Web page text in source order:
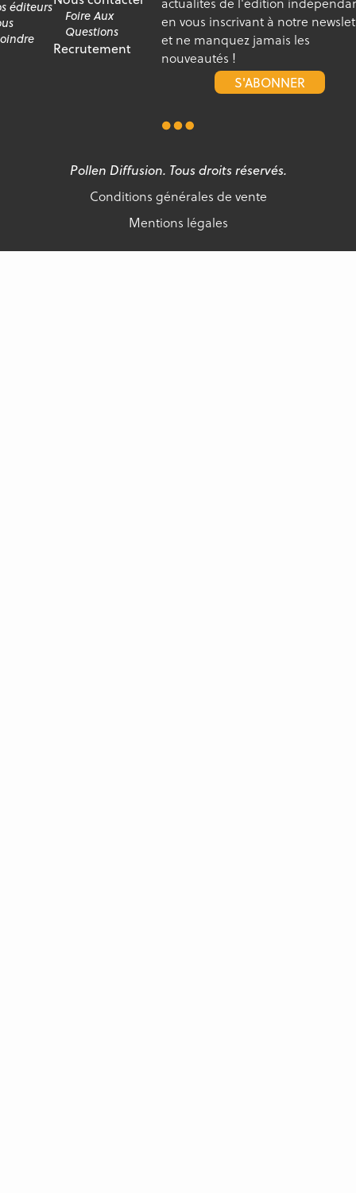
éditeurs
Foire Aux
Questions
Recrutement
en vous inscrivant à notre
et ne manquez jamais les
nouveautés !
S'ABONNER
Pollen Diffusion. Tous droits réservés.
Conditions générales de vente
Mentions légales